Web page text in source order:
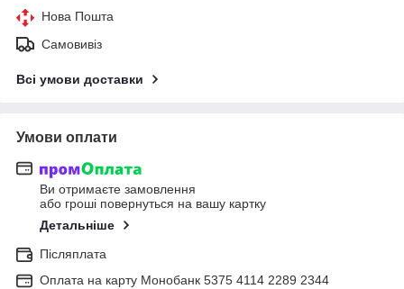
Нова Пошта
Самовивіз
Всі умови доставки
Умови оплати
Ви отримаєте замовлення
або гроші повернуться на вашу картку
Детальніше
Післяплата
Оплата на карту Монобанк 5375 4114 2289 2344